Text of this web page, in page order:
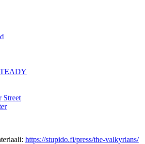
Street
https://stupido.fi/press/the-valkyrians/